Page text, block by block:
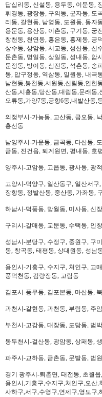
답십리동, 신설동, 용두동, 이문동,
휘경동, 광장동, 구의동, 군자동, 도
리동, 갈현동, 남영동, 도원동, 동자
용문동, 용산동, 이촌동, 구기동, 궁
창천동, 천연동, 홍은동, 홍제동, 공
상수동, 상암동, 서교동, 성산동, 신
둔촌동, 명일동, 상일동, 성내동, 암
문정동, 방이동, 삼전동, 석촌동, 송
동, 압구정동, 역삼동, 일원동, 내곡
남현동,봉천동,서원동,신림동,인헌
산동,시흥동,당산동,대림동,문래동
오류동,가양7동,공항6동,내발산동,
의정부시-가능동, 고산동, 금오동,
흥선동
남양주시-가운동, 금곡동, 다산동,
금동, 진건읍, 퇴계원면, 평내동, 호
양주시-고암동, 고읍동, 광사동, 광
고양시-덕양구, 일산동구, 일산서
장항동, 정발산동, 중산동, 가좌동,
하남시-덕풍동, 망월동, 미사동, 신
구리시-갈매동, 교문동, 수택동, 인
성남시-분당구, 수정구, 중원구, 구
동, 창곡동, 태평동, 상대원동, 성남
용인시-기흥구, 수지구, 처인구, 고
풍덕천동, 김량장동, 고림동
김포시-풍무동, 김포본동, 마산동,
과천시-갈현동, 과천동, 부림동, 주
부천시-고강동, 대장동, 도당동, 범
동두천시-걸산동, 광암동, 상패동,
파주시-교하동, 금촌동, 문발동, 법
경기 광주시-퇴촌면, 태전동, 초월
용인시,기흥구,수지구,처인구,오산
사하구,서구,수영구,연제구,영도구